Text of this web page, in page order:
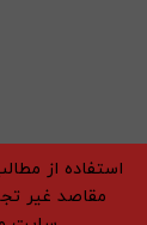
استفاده از
مقاصد غیر